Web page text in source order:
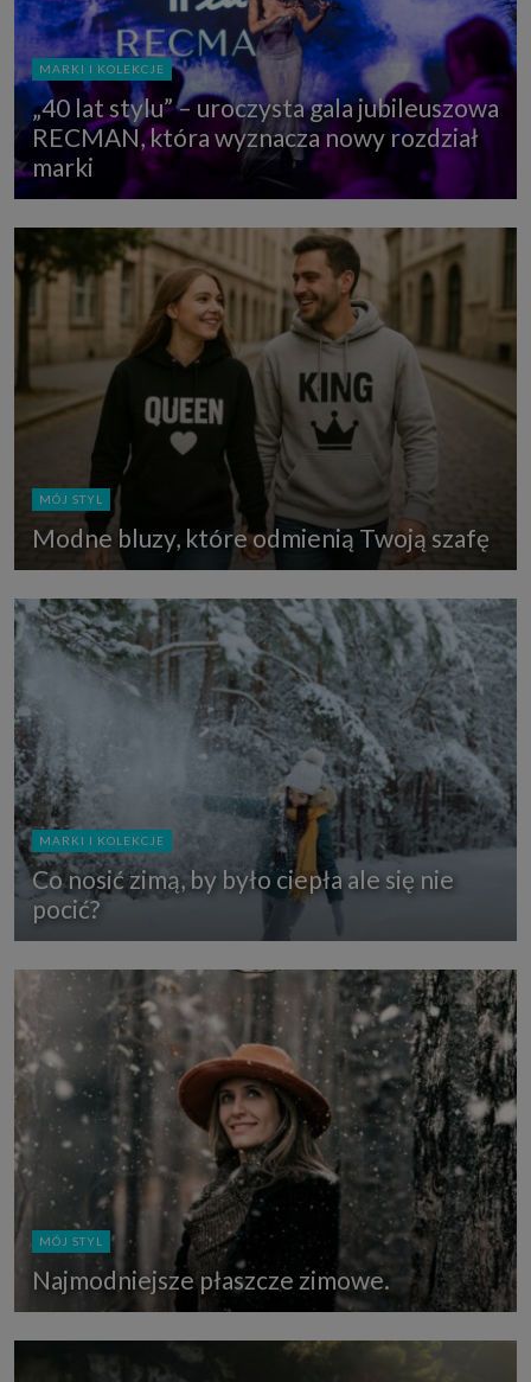
MARKI I KOLEKCJE
„40 lat stylu” – uroczysta gala jubileuszowa
RECMAN, która wyznacza nowy rozdział
marki
MÓJ STYL
Modne bluzy, które odmienią Twoją szafę
MARKI I KOLEKCJE
Co nosić zimą, by było ciepła ale się nie
pocić?
MÓJ STYL
Najmodniejsze płaszcze zimowe.